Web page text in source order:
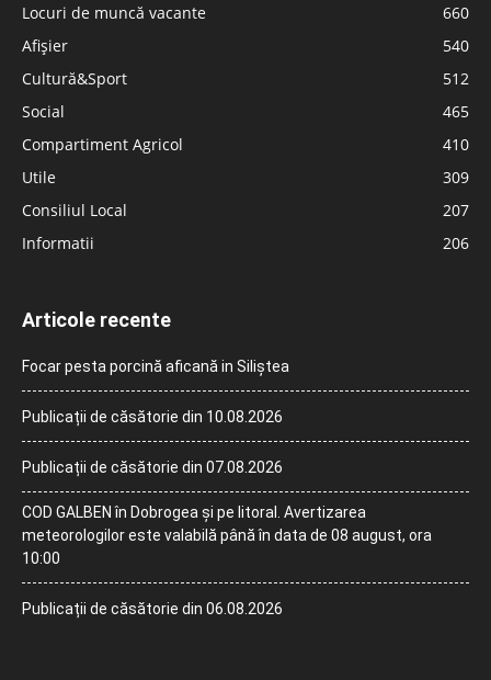
Locuri de muncă vacante
660
Afișier
540
Cultură&Sport
512
Social
465
Compartiment Agricol
410
Utile
309
Consiliul Local
207
Informatii
206
Articole recente
Focar pesta porcină aficană in Siliștea
Publicații de căsătorie din 10.08.2026
Publicații de căsătorie din 07.08.2026
COD GALBEN în Dobrogea și pe litoral. Avertizarea
meteorologilor este valabilă până în data de 08 august, ora
10:00
Publicații de căsătorie din 06.08.2026